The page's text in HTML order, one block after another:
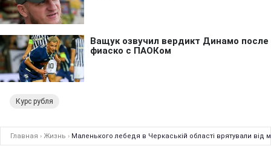
Курс рубля
Главная › Жизнь › Маленького лебедя в Черкаській області врятували від